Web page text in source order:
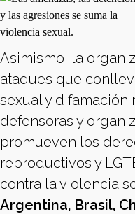
Asimismo, la
ataques que
sexual y difamación
defensoras y
promueven los
reproductivos y
contra la violencia
Argentina, Brasil,